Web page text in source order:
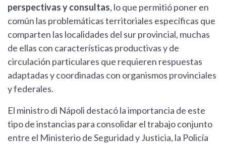
perspectivas y consultas, lo que permitió poner en
común las problemáticas territoriales específicas que
comparten las localidades del sur provincial, muchas
de ellas con características productivas y de
circulación particulares que requieren respuestas
adaptadas y coordinadas con organismos provinciales
y federales.
El ministro di Nápoli destacó la importancia de este
tipo de instancias para consolidar el trabajo conjunto
entre el Ministerio de Seguridad y Justicia, la Policía